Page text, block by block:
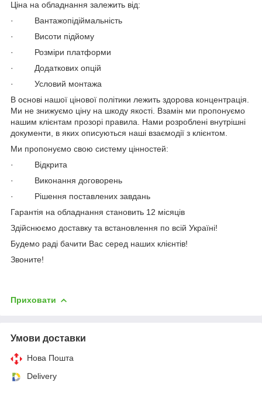
Ціна на обладнання залежить від:
· Вантажопідіймальність
· Висоти підйому
· Розміри платформи
· Додаткових опцій
· Условий монтажа
В основі нашої цінової політики лежить здорова концентрація.
Ми не знижуємо ціну на шкоду якості. Взамін ми пропонуємо
нашим клієнтам прозорі правила. Нами розроблені внутрішні
документи, в яких описуються наші взаємодії з клієнтом.
Ми пропонуємо свою систему цінностей:
· Відкрита
· Виконання договорень
· Рішення поставлених завдань
Гарантія на обладнання становить 12 місяців
Здійснюємо доставку та встановлення по всій Україні!
Будемо раді бачити Вас серед наших клієнтів!
Звоните!
Приховати
Умови доставки
Нова Пошта
Delivery